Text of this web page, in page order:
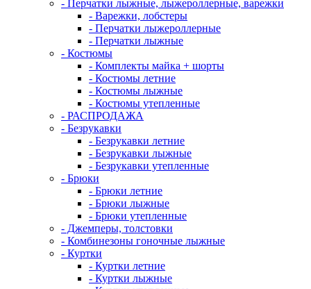
- Перчатки лыжные, лыжероллерные, варежки
- Варежки, лобстеры
- Перчатки лыжероллерные
- Перчатки лыжные
- Костюмы
- Комплекты майка + шорты
- Костюмы летние
- Костюмы лыжные
- Костюмы утепленные
- РАСПРОДАЖА
- Безрукавки
- Безрукавки летние
- Безрукавки лыжные
- Безрукавки утепленные
- Брюки
- Брюки летние
- Брюки лыжные
- Брюки утепленные
- Джемперы, толстовки
- Комбинезоны гоночные лыжные
- Куртки
- Куртки летние
- Куртки лыжные